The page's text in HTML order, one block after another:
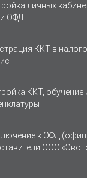
личных
ОФД
ККТ в
ККТ, обучение
к ОФД
ООО